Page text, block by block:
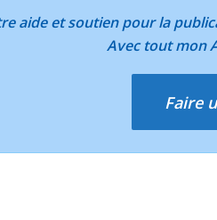
aide et soutien pour la
Avec tout mon
Faire